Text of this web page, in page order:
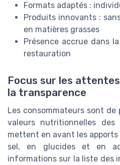
Formats adaptés :
Produits innovants :
en matières grasses
Présence accrue dans
restauration
Focus sur les
la transparence
Les consommateurs sont
valeurs nutritionnelles
mettent en avant les
sel, en glucides et en
informations sur la liste des